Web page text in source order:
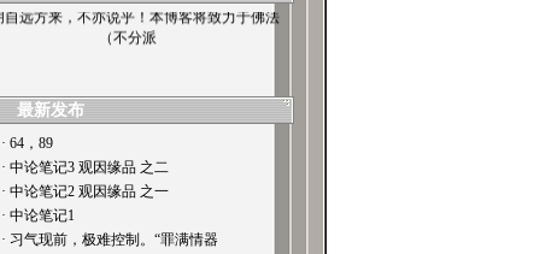
自远方来，不亦说乎！本博客将致力于佛法
（不分派
最新发布
· 64，89
· 中论笔记3 观因缘品 之二
· 中论笔记2 观因缘品 之一
· 中论笔记1
· 习气现前，极难控制。“罪满情器